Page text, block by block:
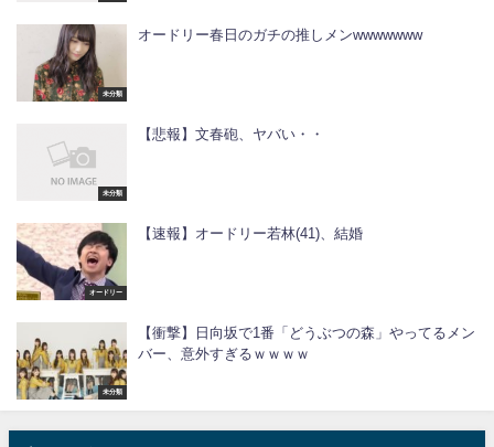
未分類
オードリー春日のガチの推しメンwwwwwww
未分類
【悲報】文春砲、ヤバい・・
オードリー
【速報】オードリー若林(41)、結婚
未分類
【衝撃】日向坂で1番「どうぶつの森」やってるメン
バー、意外すぎるｗｗｗｗ